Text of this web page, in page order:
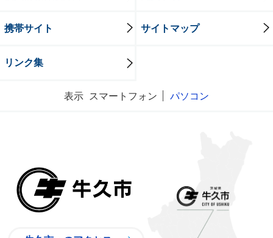
携帯サイト サイトマップ
リンク集
表示 スマートフォン パソコン